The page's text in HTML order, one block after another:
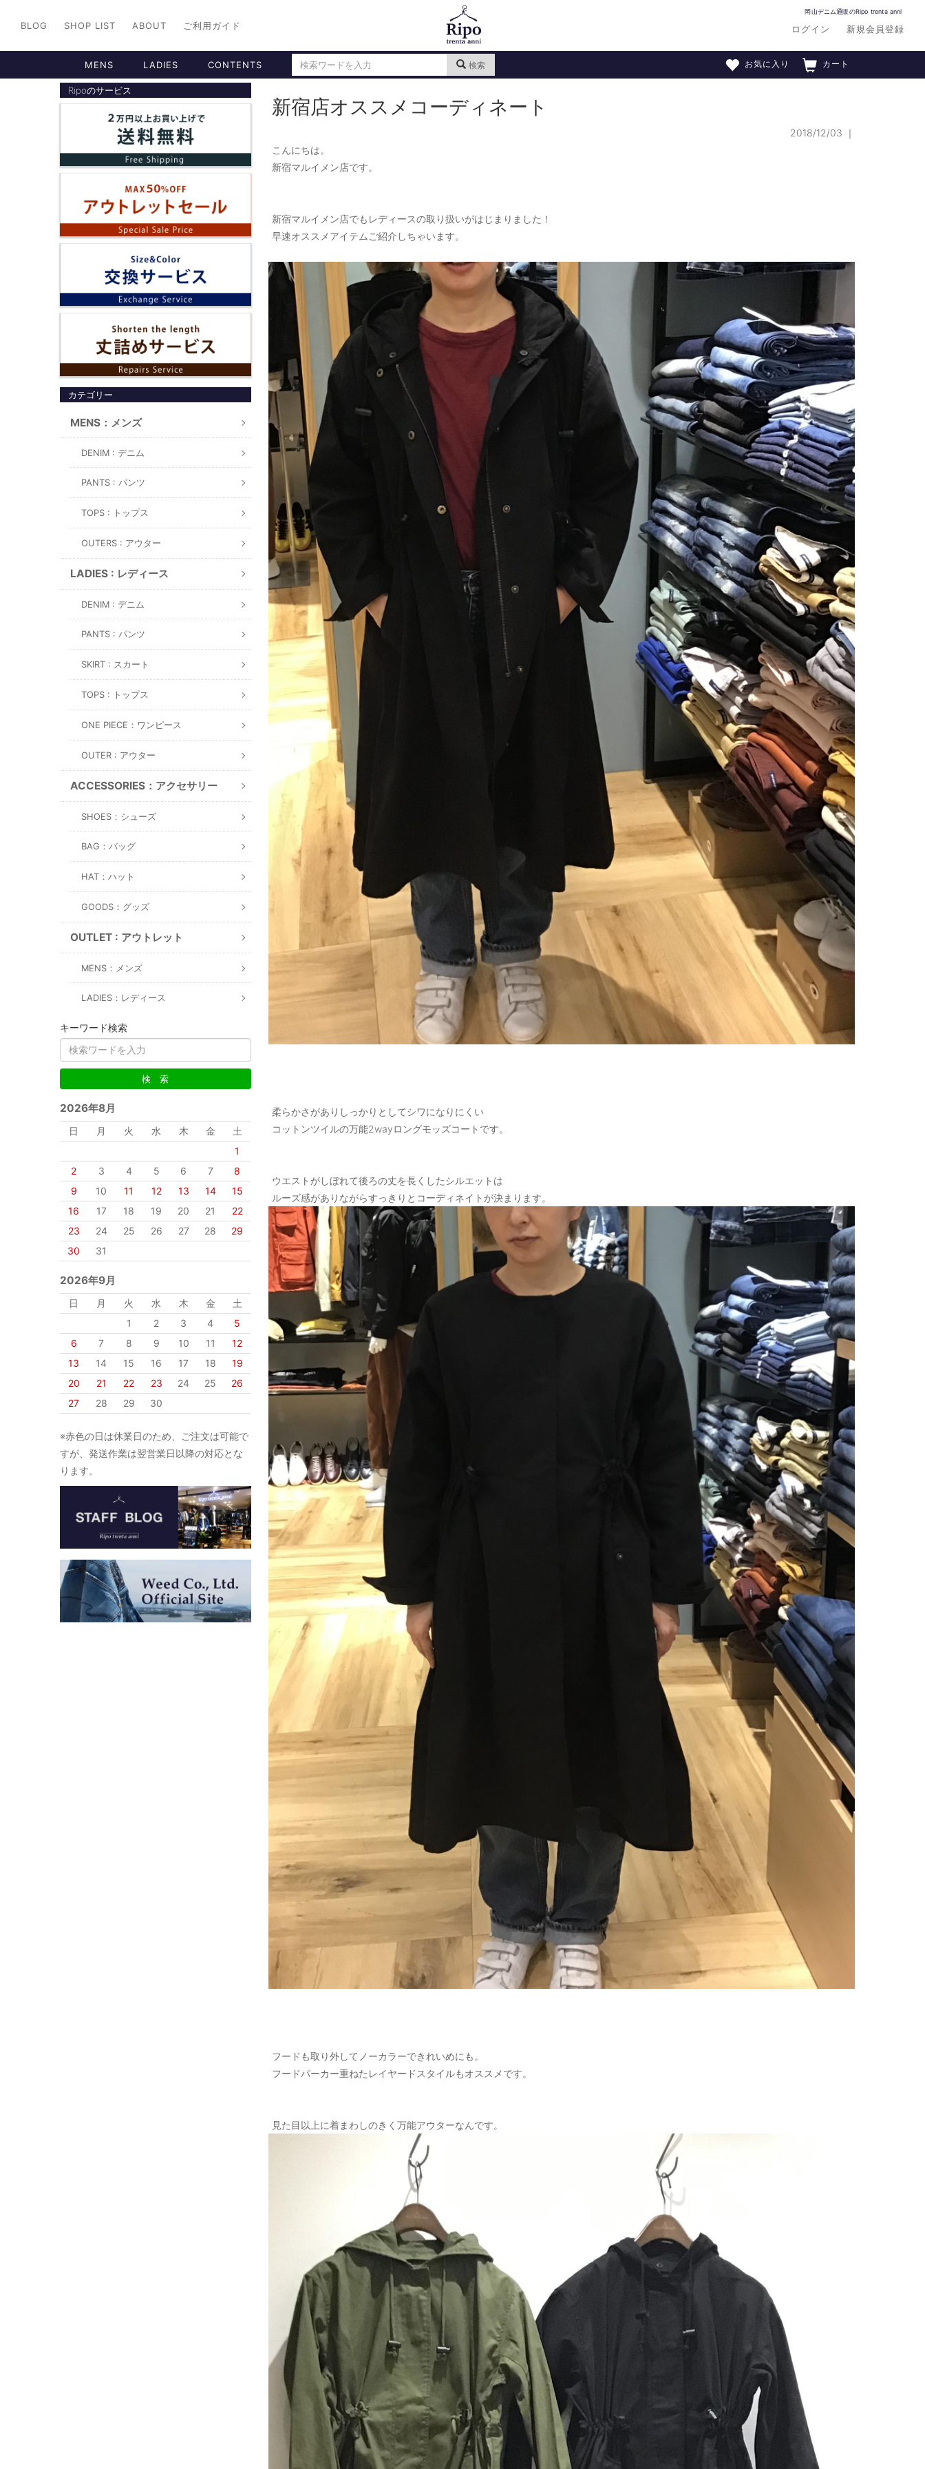
岡山デニム通販のRipo trenta anni
ログイン 新規会員登録
BLOG SHOP LIST ABOUT ご利用ガイド
MENS LADIES CONTENTS 検索 カート
お気に入り
Ripoのサービス
カテゴリー
MENS：メンズ
DENIM : デニム
PANTS : パンツ
TOPS : トップス
OUTERS : アウター
LADIES : レディース
DENIM : デニム
PANTS : パンツ
SKIRT : スカート
TOPS : トップス
ONE PIECE：ワンピース
OUTER : アウター
ACCESSORIES：アクセサリー
SHOES：シューズ
BAG：バッグ
HAT：ハット
GOODS：グッズ
OUTLET : アウトレット
MENS：メンズ
LADIES：レディース
キーワード検索
2026年8月
日 月 火 水 木 金
土
1
2
3 4 5 6 7
8
9
10 11 12 13 14
15
16
17 18 19 20 21
22
23
24 25 26 27 28
29
30
31
2026年9月
日 月 火 水 木 金
土
1
2 3 4
5
6
7 8 9 10 11
12
13
14 15 16 17 18
19
20
21 22 23 24 25
26
27
28 29 30
※赤色の日は休業日のため、ご注文は可能で
すが、発送作業は翌営業日以降の対応とな
ります。
新宿店オススメコーディネート
2018/12/03 ｜
こんにちは。
新宿マルイメン店です。
新宿マルイメン店でもレディースの取り扱いがはじまりました！
早速オススメアイテムご紹介しちゃいます。
柔らかさがありしっかりとしてシワになりにくい
コットンツイルの万能2wayロングモッズコートです。
ウエストがしぼれて後ろの丈を長くしたシルエットは
ルーズ感がありながらすっきりとコーディネイトが決まります。
フードも取り外してノーカラーできれいめにも。
フードパーカー重ねたレイヤードスタイルもオススメです。
見た目以上に着まわしのきく万能アウターなんです。